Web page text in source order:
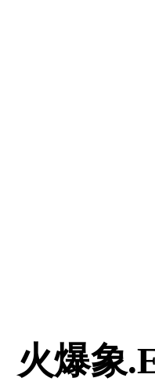
火爆象